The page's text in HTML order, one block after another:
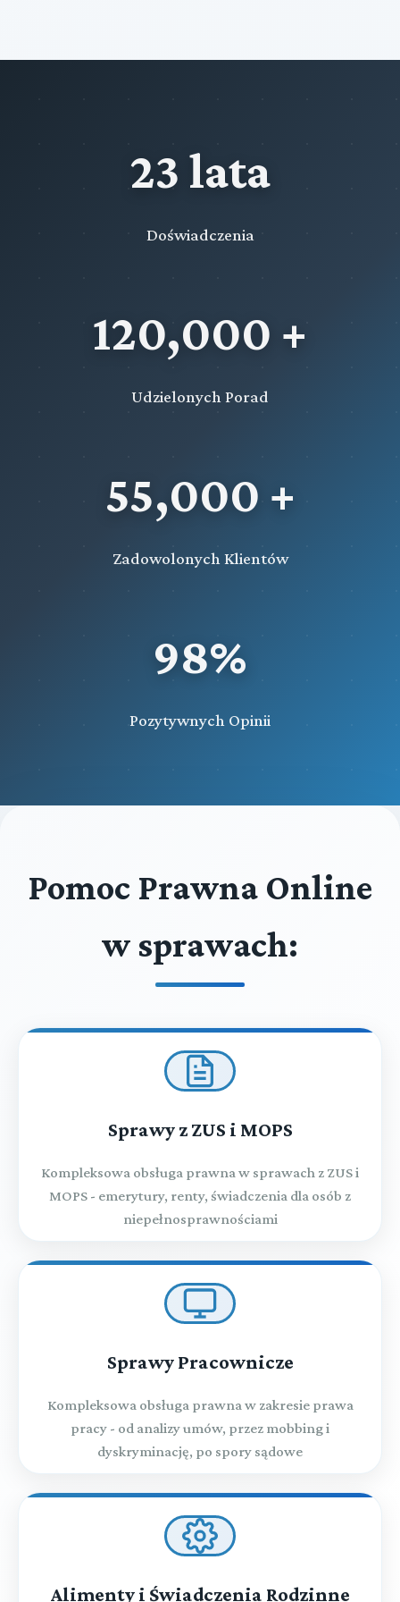
23 lata
Doświadczenia
120,000 +
Udzielonych Porad
55,000 +
Zadowolonych Klientów
98%
Pozytywnych Opinii
Pomoc Prawna Online
w sprawach:
Sprawy z ZUS i MOPS
Kompleksowa obsługa prawna w sprawach z ZUS i
MOPS - emerytury, renty, świadczenia dla osób z
niepełnosprawnościami
Sprawy Pracownicze
Kompleksowa obsługa prawna w zakresie prawa
pracy - od analizy umów, przez mobbing i
dyskryminację, po spory sądowe
Alimenty i Świadczenia Rodzinne